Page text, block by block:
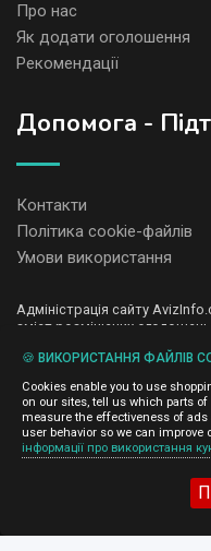
Про нас
Як додати оголошення
Рекомендації
Допомога -
Контакти
Політика cookie-файлів
Умови використання
Адміністрація сайту
зміст розміщених оголошень.
і не продаємо особисту
AvizInfo.com.ua третім
конфіденційності сайтів
деяких сторінках нашого
Adsense Advertising
правила конфіденційності
🍪 ВИКОРИСТАННЯ ФАЙЛІВ
Cookies enable you to use
on our sites, tell us which parts
measure the effectiveness of
user behavior so we can
інформації про використання